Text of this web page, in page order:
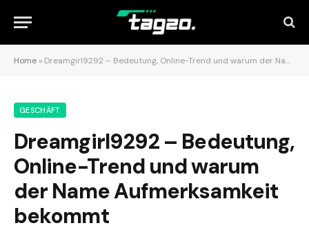
Home » Dreamgirl9292 – Bedeutung, Online-Trend und warum der Name Aufmerksamkeit bekommt
GESCHÄFT
Dreamgirl9292 – Bedeutung,
Online-Trend und warum
der Name Aufmerksamkeit
bekommt